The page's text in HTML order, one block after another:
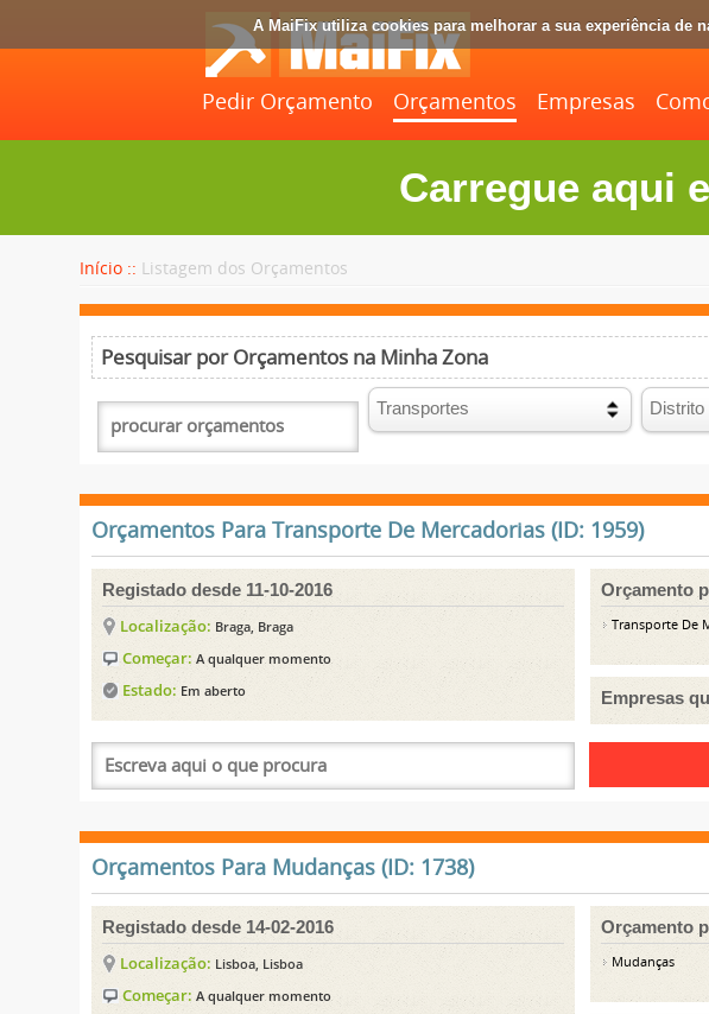
A MaiFix utiliza cookies para melhorar a sua experiência de
Pedir Orçamento Orçamentos Empresas
Carregue aqui
Início :: Listagem dos Orçamentos
Pesquisar por Orçamentos na Minha Zona
Orçamentos Para Transporte De Mercadorias (ID: 1959)
Registado desde 11-10-2016
Localização: Braga, Braga
Começar:A qualquer momento
Estado: Em aberto
Orçamento
Transporte De
Empresas
Orçamentos Para Mudanças (ID: 1738)
Registado desde 14-02-2016
Localização: Lisboa, Lisboa
Começar:A qualquer momento
Orçamento
Mudanças